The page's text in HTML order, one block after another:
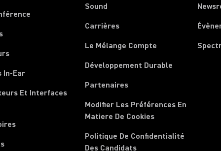
In-Ear
Et Interfaces
Sound
Carrières
Le Mélange Compte
Développement Durable
Partenaires
Modifier Les Préférences En
Matiere De Cookies
Politique De Confidentialité
Des Candidats